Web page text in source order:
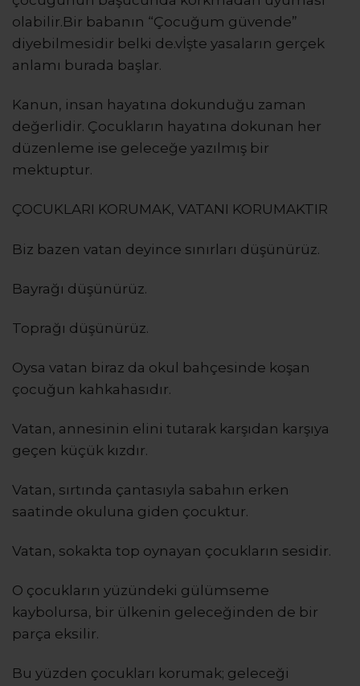
olabilir.Bir babanın “Çocuğum güvende”
diyebilmesidir belki de.vİşte yasaların gerçek
anlamı burada başlar.
Kanun, insan hayatına dokunduğu zaman
değerlidir. Çocukların hayatına dokunan her
düzenleme ise geleceğe yazılmış bir
mektuptur.
ÇOCUKLARI KORUMAK, VATANI KORUMAKTIR
Biz bazen vatan deyince sınırları düşünürüz.
Bayrağı düşünürüz.
Toprağı düşünürüz.
Oysa vatan biraz da okul bahçesinde koşan
çocuğun kahkahasıdır.
Vatan, annesinin elini tutarak karşıdan karşıya
geçen küçük kızdır.
Vatan, sırtında çantasıyla sabahın erken
saatinde okuluna giden çocuktur.
Vatan, sokakta top oynayan çocukların sesidir.
O çocukların yüzündeki gülümseme
kaybolursa, bir ülkenin geleceğinden de bir
parça eksilir.
Bu yüzden çocukları korumak; geleceği